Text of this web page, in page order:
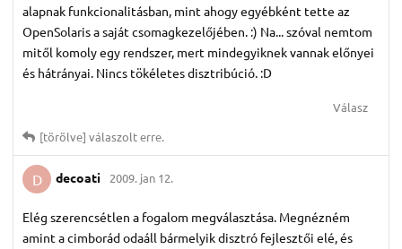
alapnak funkcionalitásban, mint ahogy egyébként tette az
OpenSolaris a saját csomagkezelőjében. :) Na... szóval nemtom
mitől komoly egy rendszer, mert mindegyiknek vannak előnyei
és hátrányai. Nincs tökéletes disztribúció. :D
Válasz
[törölve] válaszolt erre.
D decoati 2009. jan 12.
Elég szerencsétlen a fogalom megválasztása. Megnézném
amint a cimborád odaáll bármelyik disztró fejlesztői elé, és